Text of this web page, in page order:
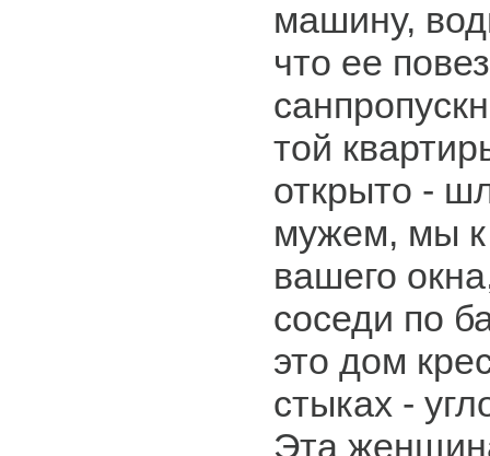
машину,
что ее
той
открыто -
мужем, мы
вашего
соседи по
это дом
стыках -
Эта